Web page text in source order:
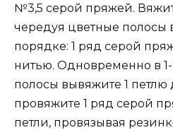
№3,5 серой пряжей.
чередуя цветные полосы
порядке: 1 ряд серой
нитью. Одновременно в
полосы вывяжите 1 петлю
провяжите 1 ряд серой
петли, провязывая